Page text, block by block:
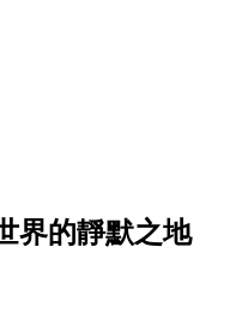
界的靜默之地